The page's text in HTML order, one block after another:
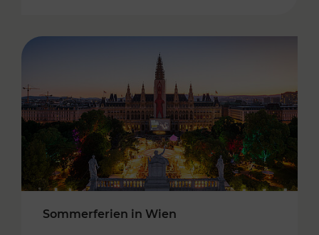
Sommerferien in Wien